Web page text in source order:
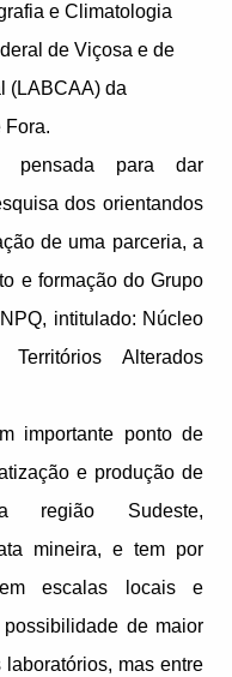
e Climatologia
de Viçosa e de
(LABCAA) da
Fora.
pensada para dar
dos orientandos
de uma parceria, a
e formação do Grupo
intitulado: Núcleo
Alterados
importante ponto de
e produção de
região Sudeste,
mineira, e tem por
escalas locais e
de maior
mas entre